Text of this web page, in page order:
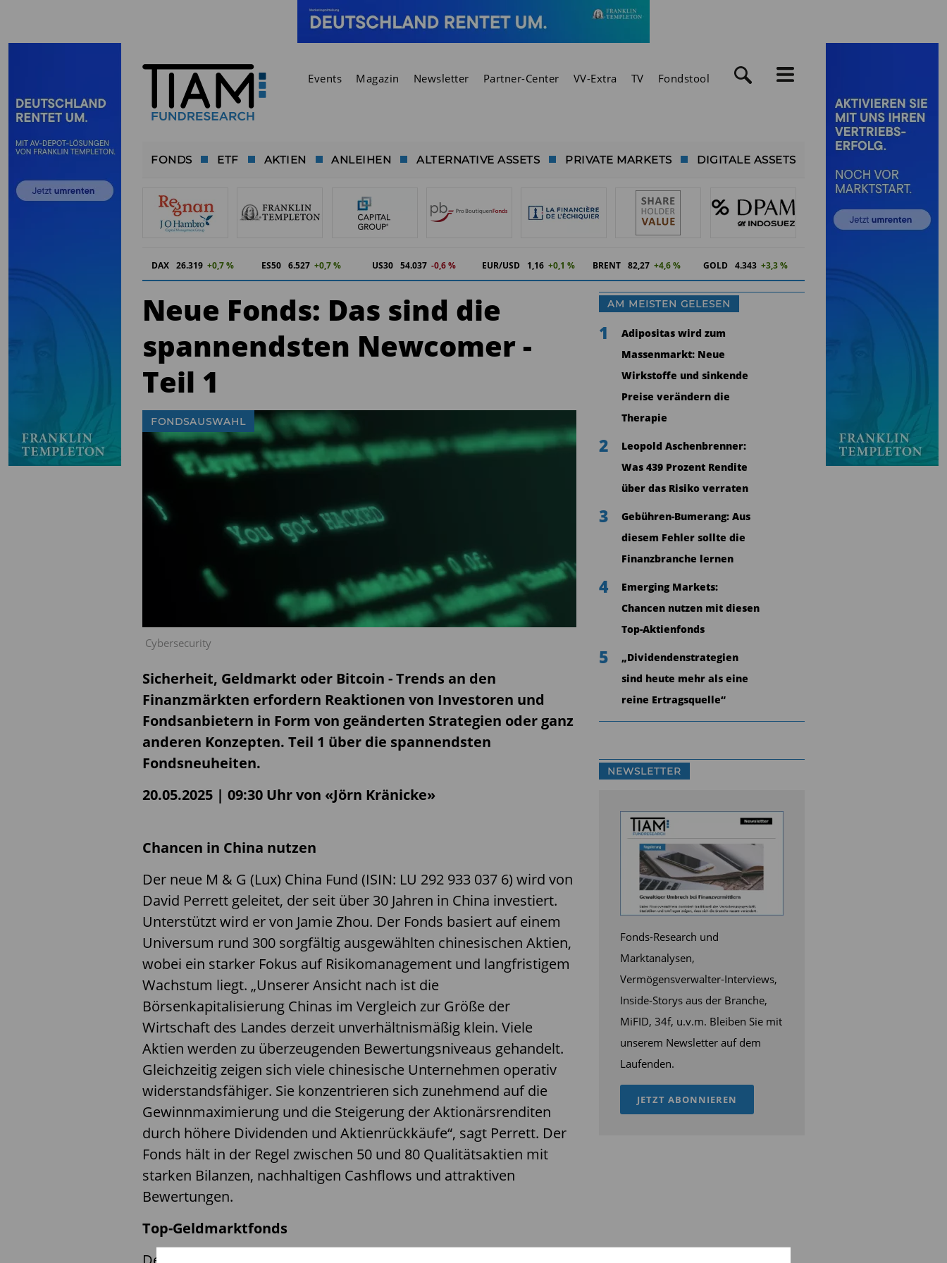
Events Magazin Newsletter Partner-Center VV-Extra TV Fondstool
FONDS ETF AKTIEN ANLEIHEN ALTERNATIVE ASSETS PRIVATE MARKETS DIGITALE ASSETS
DAX 26.319 +0,7 % ES50 6.527 +0,7 % US30 54.037 -0,6 % EUR/USD 1,16 +0,1 % BRENT 82,27 +4,6 % GOLD 4.343 +3,3 %
Neue Fonds: Das sind die
spannendsten Newcomer -
Teil 1
Cybersecurity
FONDSAUSWAHL
Sicherheit, Geldmarkt oder Bitcoin - Trends an den
Finanzmärkten erfordern Reaktionen von Investoren und
Fondsanbietern in Form von geänderten Strategien oder ganz
anderen Konzepten. Teil 1 über die spannendsten
Fondsneuheiten.
20.05.2025 | 09:30 Uhr von «Jörn Kränicke»
Chancen in China nutzen
Der neue M & G (Lux) China Fund (ISIN: LU 292 933 037 6) wird von
David Perrett geleitet, der seit über 30 Jahren in China investiert.
Unterstützt wird er von Jamie Zhou. Der Fonds basiert auf einem
Universum rund 300 sorgfältig ausgewählten chinesischen Aktien,
wobei ein starker Fokus auf Risikomanagement und langfristigem
Wachstum liegt. „Unserer Ansicht nach ist die
Börsenkapitalisierung Chinas im Vergleich zur Größe der
Wirtschaft des Landes derzeit unverhältnismäßig klein. Viele
Aktien werden zu überzeugenden Bewertungsniveaus gehandelt.
Gleichzeitig zeigen sich viele chinesische Unternehmen operativ
widerstandsfähiger. Sie konzentrieren sich zunehmend auf die
Gewinnmaximierung und die Steigerung der Aktionärsrenditen
durch höhere Dividenden und Aktienrückkäufe“, sagt Perrett. Der
Fonds hält in der Regel zwischen 50 und 80 Qualitätsaktien mit
starken Bilanzen, nachhaltigen Cashflows und attraktiven
Bewertungen.
Top-Geldmarktfonds
AM MEISTEN GELESEN
1
Adipositas wird zum
Massenmarkt: Neue
Wirkstoffe und sinkende
Preise verändern die
Therapie
2
Leopold Aschenbrenner:
Was 439 Prozent Rendite
über das Risiko verraten
3
Gebühren-Bumerang: Aus
diesem Fehler sollte die
Finanzbranche lernen
4
Emerging Markets:
Chancen nutzen mit diesen
Top-Aktienfonds
5
„Dividendenstrategien
sind heute mehr als eine
reine Ertragsquelle“
NEWSLETTER
Fonds-Research und
Marktanalysen,
Vermögensverwalter-Interviews,
Inside-Storys aus der Branche,
MiFID, 34f, u.v.m. Bleiben Sie mit
unserem Newsletter auf dem
Laufenden.
JETZT ABONNIEREN